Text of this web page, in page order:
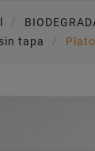
tapa